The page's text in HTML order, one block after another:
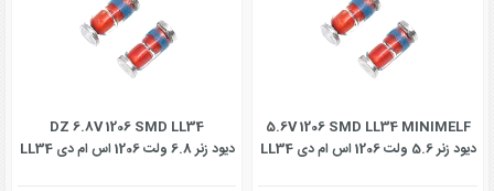
5.6V 1206 SMD LL34 MINIMELF
دیود زنر 5.6 ولت 1206 اس ام دی LL34
DZ 6.8V 1206 SMD LL34
دیود زنر 6.8 ولت 1206 اس ام دی LL34